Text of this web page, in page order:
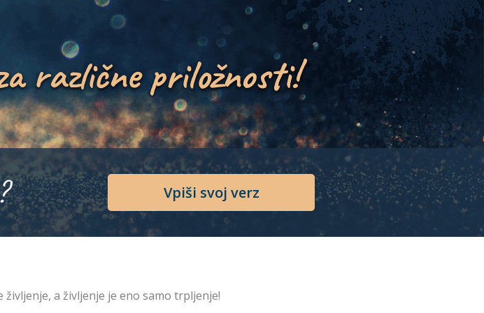
različne priložnosti!
Vpiši svoj verz
a življenje je eno samo trpljenje!